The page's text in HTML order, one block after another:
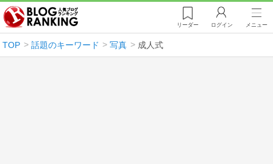
リーダー ログイン メニュー
TOP 話題のキーワード 写真 成人式